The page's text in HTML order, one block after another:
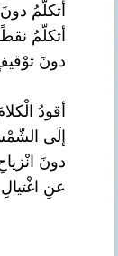
أتكلّمُ
أتكلّمُ
دونَ
أقودُ
إلَى
دونَ
عنِ